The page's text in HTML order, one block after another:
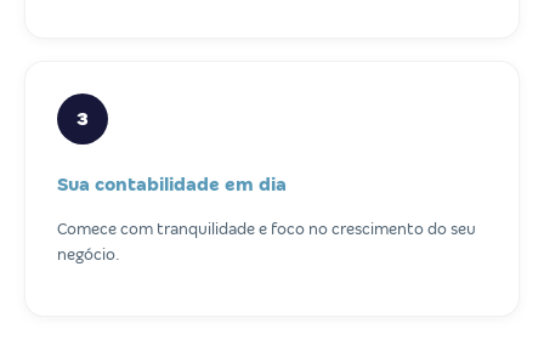
3
Sua contabilidade em dia
Comece com tranquilidade e foco no crescimento do seu
negócio.